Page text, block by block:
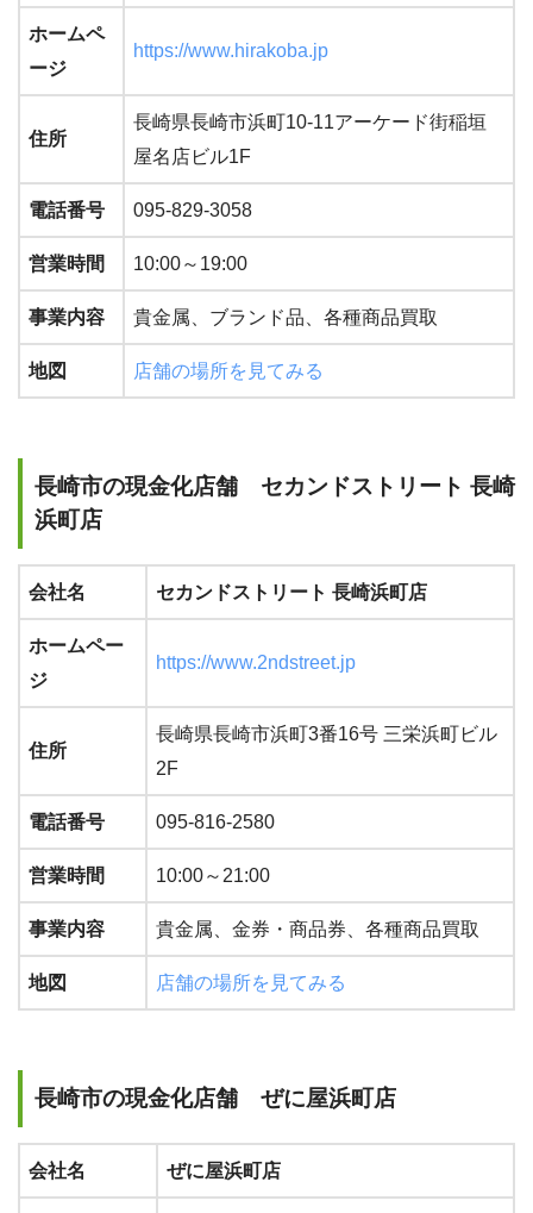
ホームペ
ージ
https://www.hirakoba.jp
住所
長崎県長崎市浜町10-11アーケード街稲垣
屋名店ビル1F
電話番号 095-829-3058
営業時間 10:00～19:00
事業内容 貴金属、ブランド品、各種商品買取
地図 店舗の場所を見てみる
長崎市の現金化店舗 セカンドストリート 長崎
浜町店
会社名 セカンドストリート 長崎浜町店
ホームペー
ジ
https://www.2ndstreet.jp
住所
長崎県長崎市浜町3番16号 三栄浜町ビル
2F
電話番号 095-816-2580
営業時間 10:00～21:00
事業内容 貴金属、金券・商品券、各種商品買取
地図 店舗の場所を見てみる
長崎市の現金化店舗 ぜに屋浜町店
会社名 ぜに屋浜町店